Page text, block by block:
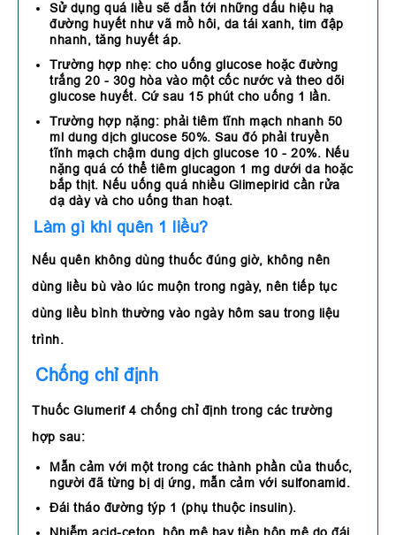
Sử dụng quá liều sẽ dẫn tới những dấu hiệu hạ
đường huyết như vã mồ hôi, da tái xanh, tim đập
nhanh, tăng huyết áp.
Trường hợp nhẹ: cho uống glucose hoặc đường
trắng 20 - 30g hòa vào một cốc nước và theo dõi
glucose huyết. Cứ sau 15 phút cho uống 1 lần.
Trường hợp nặng: phải tiêm tĩnh mạch nhanh 50
ml dung dịch glucose 50%. Sau đó phải truyền
tĩnh mạch chậm dung dịch glucose 10 - 20%. Nếu
nặng quá có thể tiêm glucagon 1 mg dưới da hoặc
bắp thịt. Nếu uống quá nhiều Glimepirid cần rửa
dạ dày và cho uống than hoạt.
Làm gì khi quên 1 liều?
Nếu quên không dùng thuốc đúng giờ, không nên
dùng liều bù vào lúc muộn trong ngày, nên tiếp tục
dùng liều bình thường vào ngày hôm sau trong liệu
trình.
Chống chỉ định
Thuốc Glumerif 4 chống chỉ định trong các trường
hợp sau:
Mẫn cảm với một trong các thành phần của thuốc,
người đã từng bị dị ứng, mẫn cảm với sulfonamid.
Đái tháo đường týp 1 (phụ thuộc insulin).